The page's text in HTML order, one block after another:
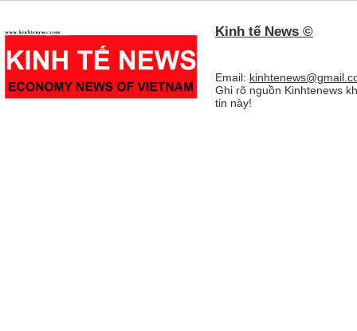
Kinh tế News ©
Email:
Ghi rõ nguồn Kinhtenews
tin này!